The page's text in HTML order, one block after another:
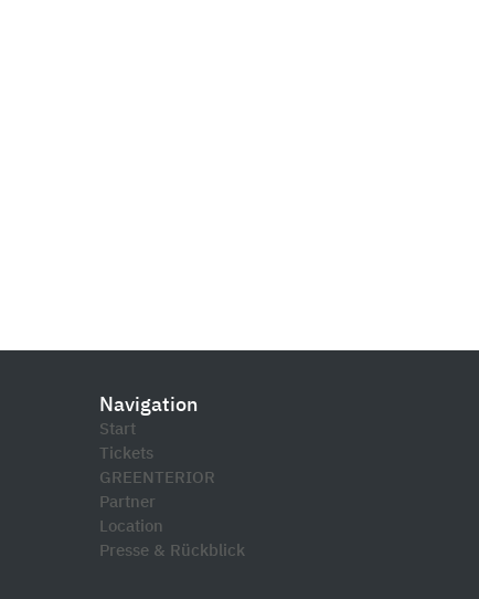
Navigation
Start
Tickets
GREENTERIOR
Partner
Location
Presse & Rückblick